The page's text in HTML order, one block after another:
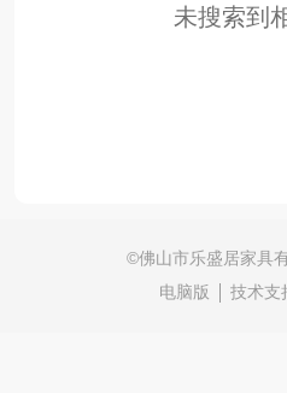
未搜索到
©佛山市乐盛居家具
电脑版
技术支